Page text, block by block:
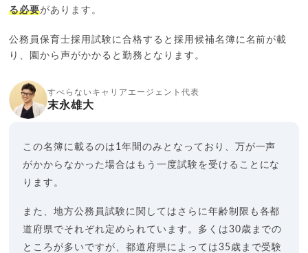
る必要があります。
公務員保育士採用試験に合格すると採用候補名簿に名前が載
り、園から声がかかると勤務となります。
すべらないキャリアエージェント代表
末永雄大
この名簿に載るのは1年間のみとなっており、万が一声
がかからなかった場合はもう一度試験を受けることにな
ります。
また、地方公務員試験に関してはさらに年齢制限も各都
道府県でそれぞれ定められています。多くは30歳までの
ところが多いですが、都道府県によっては35歳まで受験